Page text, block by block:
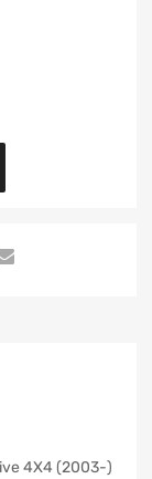
4X4 (2003-)